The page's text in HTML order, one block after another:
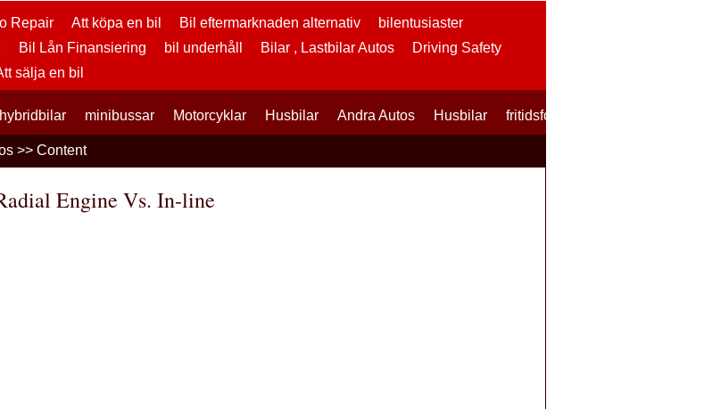
Repair Att köpa en bil Bil eftermarknaden alternativ
bilentusiaster
Bil Lån Finansiering bil underhåll Bilar , Lastbilar Autos
Driving Safety
sälja en bil
hybridbilar minibussar Motorcyklar Husbilar Andra Autos Husbilar fritidsfordon
>> Content
Engine Vs. In-line